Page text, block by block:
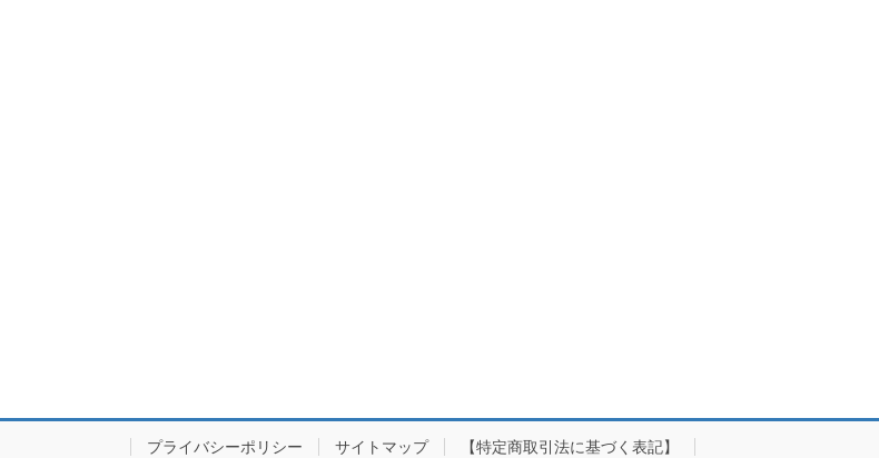
プライバシーポリシー サイトマップ 【特定商取引法に基づく表記】